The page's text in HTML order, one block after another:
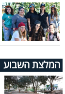
המלצת השבוע